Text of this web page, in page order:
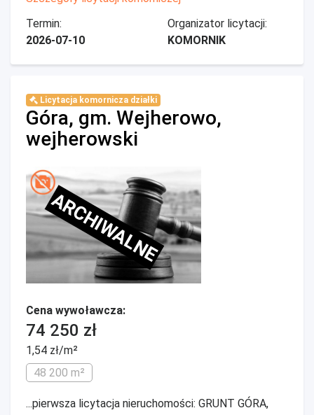
Termin:
2026-07-10
Organizator licytacji:
KOMORNIK
Licytacja komornicza działki
Góra, gm. Wejherowo,
wejherowski
ARCHIWALNE
Cena wywoławcza:
74 250 zł
1,54 zł/m²
48 200 m²
...pierwsza licytacja nieruchomości: GRUNT GÓRA,